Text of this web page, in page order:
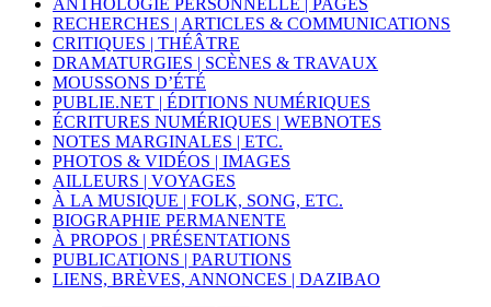
ANTHOLOGIE PERSONNELLE | PAGES
RECHERCHES | ARTICLES & COMMUNICATIONS
CRITIQUES | THÉÂTRE
DRAMATURGIES | SCÈNES & TRAVAUX
MOUSSONS D’ÉTÉ
PUBLIE.NET | ÉDITIONS NUMÉRIQUES
ÉCRITURES NUMÉRIQUES | WEBNOTES
NOTES MARGINALES | ETC.
PHOTOS & VIDÉOS | IMAGES
AILLEURS | VOYAGES
À LA MUSIQUE | FOLK, SONG, ETC.
BIOGRAPHIE PERMANENTE
À PROPOS | PRÉSENTATIONS
PUBLICATIONS | PARUTIONS
LIENS, BRÈVES, ANNONCES | DAZIBAO